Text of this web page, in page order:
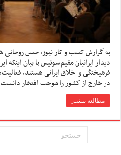
به گزارش کسب و کار نیوز، حسن روحانی
دیدار ایرانیان مقیم سوئیس با بیان اینکه
فرهیختگی و اخلاق ایرانی هستند،
در خارج از کشور را موجب افتخار
مطالعه بیشتر